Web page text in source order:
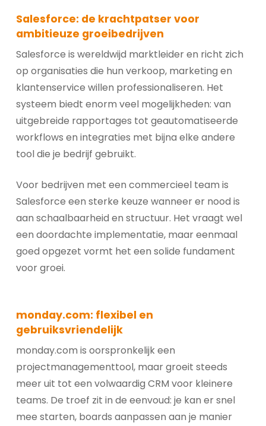
Salesforce: de krachtpatser voor
ambitieuze groeibedrijven
Salesforce is wereldwijd marktleider en richt zich
op organisaties die hun verkoop, marketing en
klantenservice willen professionaliseren. Het
systeem biedt enorm veel mogelijkheden: van
uitgebreide rapportages tot geautomatiseerde
workflows en integraties met bijna elke andere
tool die je bedrijf gebruikt.
Voor bedrijven met een commercieel team is
Salesforce een sterke keuze wanneer er nood is
aan schaalbaarheid en structuur. Het vraagt wel
een doordachte implementatie, maar eenmaal
goed opgezet vormt het een solide fundament
voor groei.
monday.com: flexibel en
gebruiksvriendelijk
monday.com is oorspronkelijk een
projectmanagementtool, maar groeit steeds
meer uit tot een volwaardig CRM voor kleinere
teams. De troef zit in de eenvoud: je kan er snel
mee starten, boards aanpassen aan je manier